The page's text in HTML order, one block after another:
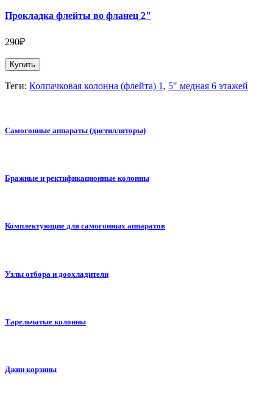
Прокладка флейты во фланец 2"
290₽
Купить
Теги: Колпачковая колонна (флейта) 1 , 5" медная 6 этажей
Самогонные аппараты (дистилляторы)
Бражные и ректификационные колонны
Комплектующие для самогонных аппаратов
Узлы отбора и доохладители
Тарельчатые колонны
Джин корзины